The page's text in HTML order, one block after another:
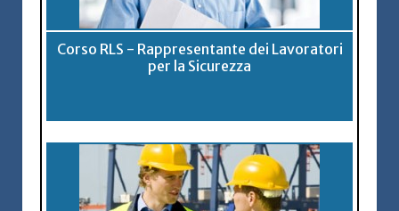
Corso RLS - Rappresentante dei Lavoratori
per la Sicurezza